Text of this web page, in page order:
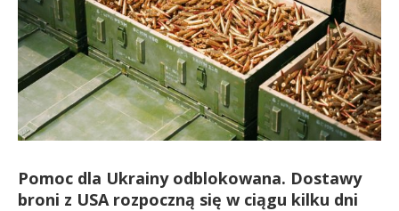
Pomoc dla Ukrainy odblokowana. Dostawy
broni z USA rozpoczną się w ciągu kilku dni